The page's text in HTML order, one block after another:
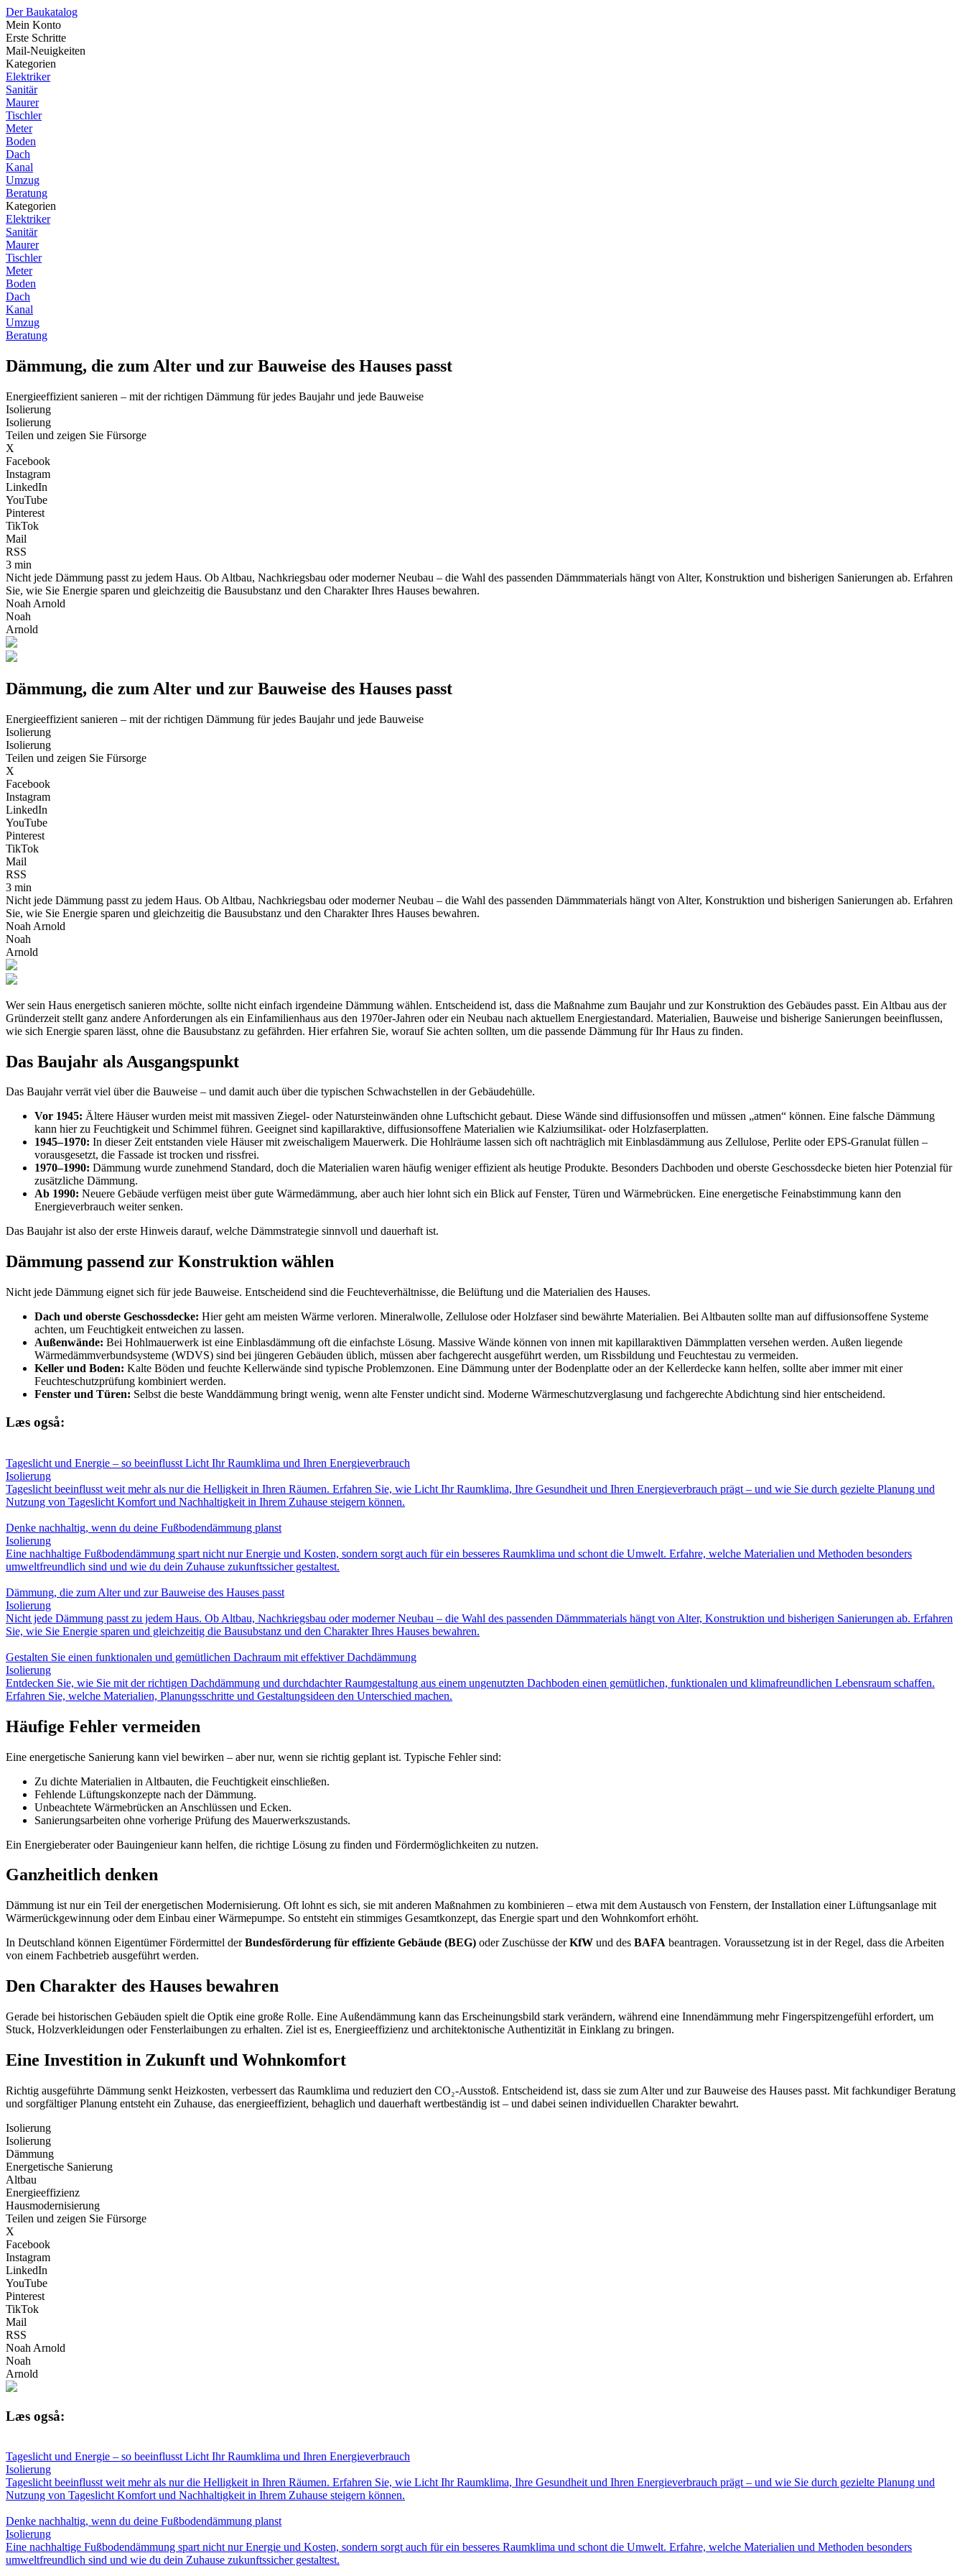
Der Baukatalog
Mein Konto
Erste Schritte
Mail-Neuigkeiten
Kategorien
Elektriker
Sanitär
Maurer
Tischler
Meter
Boden
Dach
Kanal
Umzug
Beratung
Kategorien
Elektriker
Sanitär
Maurer
Tischler
Meter
Boden
Dach
Kanal
Umzug
Beratung
Dämmung, die zum Alter und zur Bauweise des Hauses passt
Energieeffizient sanieren – mit der richtigen Dämmung für jedes Baujahr und jede Bauweise
Isolierung
Isolierung
Teilen und zeigen Sie Fürsorge
X
Facebook
Instagram
LinkedIn
YouTube
Pinterest
TikTok
Mail
RSS
3 min
Nicht jede Dämmung passt zu jedem Haus. Ob Altbau, Nachkriegsbau oder moderner Neubau – die Wahl des passenden Dämmmaterials hängt von Alter, Konstruktion und bisherigen Sanierungen ab. Erfahren
Sie, wie Sie Energie sparen und gleichzeitig die Bausubstanz und den Charakter Ihres Hauses bewahren.
Noah Arnold
Noah
Arnold
Dämmung, die zum Alter und zur Bauweise des Hauses passt
Energieeffizient sanieren – mit der richtigen Dämmung für jedes Baujahr und jede Bauweise
Isolierung
Isolierung
Teilen und zeigen Sie Fürsorge
X
Facebook
Instagram
LinkedIn
YouTube
Pinterest
TikTok
Mail
RSS
3 min
Nicht jede Dämmung passt zu jedem Haus. Ob Altbau, Nachkriegsbau oder moderner Neubau – die Wahl des passenden Dämmmaterials hängt von Alter, Konstruktion und bisherigen Sanierungen ab. Erfahren
Sie, wie Sie Energie sparen und gleichzeitig die Bausubstanz und den Charakter Ihres Hauses bewahren.
Noah Arnold
Noah
Arnold
Wer sein Haus energetisch sanieren möchte, sollte nicht einfach irgendeine Dämmung wählen. Entscheidend ist, dass die Maßnahme zum Baujahr und zur Konstruktion des Gebäudes passt. Ein Altbau aus der
Gründerzeit stellt ganz andere Anforderungen als ein Einfamilienhaus aus den 1970er-Jahren oder ein Neubau nach aktuellem Energiestandard. Materialien, Bauweise und bisherige Sanierungen beeinflussen,
wie sich Energie sparen lässt, ohne die Bausubstanz zu gefährden. Hier erfahren Sie, worauf Sie achten sollten, um die passende Dämmung für Ihr Haus zu finden.
Das Baujahr als Ausgangspunkt
Das Baujahr verrät viel über die Bauweise – und damit auch über die typischen Schwachstellen in der Gebäudehülle.
Vor 1945: Ältere Häuser wurden meist mit massiven Ziegel- oder Natursteinwänden ohne Luftschicht gebaut. Diese Wände sind diffusionsoffen und müssen „atmen“ können. Eine falsche Dämmung
kann hier zu Feuchtigkeit und Schimmel führen. Geeignet sind kapillaraktive, diffusionsoffene Materialien wie Kalziumsilikat- oder Holzfaserplatten.
1945–1970: In dieser Zeit entstanden viele Häuser mit zweischaligem Mauerwerk. Die Hohlräume lassen sich oft nachträglich mit Einblasdämmung aus Zellulose, Perlite oder EPS-Granulat füllen –
vorausgesetzt, die Fassade ist trocken und rissfrei.
1970–1990: Dämmung wurde zunehmend Standard, doch die Materialien waren häufig weniger effizient als heutige Produkte. Besonders Dachboden und oberste Geschossdecke bieten hier Potenzial für
zusätzliche Dämmung.
Ab 1990: Neuere Gebäude verfügen meist über gute Wärmedämmung, aber auch hier lohnt sich ein Blick auf Fenster, Türen und Wärmebrücken. Eine energetische Feinabstimmung kann den
Energieverbrauch weiter senken.
Das Baujahr ist also der erste Hinweis darauf, welche Dämmstrategie sinnvoll und dauerhaft ist.
Dämmung passend zur Konstruktion wählen
Nicht jede Dämmung eignet sich für jede Bauweise. Entscheidend sind die Feuchteverhältnisse, die Belüftung und die Materialien des Hauses.
Dach und oberste Geschossdecke: Hier geht am meisten Wärme verloren. Mineralwolle, Zellulose oder Holzfaser sind bewährte Materialien. Bei Altbauten sollte man auf diffusionsoffene Systeme
achten, um Feuchtigkeit entweichen zu lassen.
Außenwände: Bei Hohlmauerwerk ist eine Einblasdämmung oft die einfachste Lösung. Massive Wände können von innen mit kapillaraktiven Dämmplatten versehen werden. Außen liegende
Wärmedämmverbundsysteme (WDVS) sind bei jüngeren Gebäuden üblich, müssen aber fachgerecht ausgeführt werden, um Rissbildung und Feuchtestau zu vermeiden.
Keller und Boden: Kalte Böden und feuchte Kellerwände sind typische Problemzonen. Eine Dämmung unter der Bodenplatte oder an der Kellerdecke kann helfen, sollte aber immer mit einer
Feuchteschutzprüfung kombiniert werden.
Fenster und Türen: Selbst die beste Wanddämmung bringt wenig, wenn alte Fenster undicht sind. Moderne Wärmeschutzverglasung und fachgerechte Abdichtung sind hier entscheidend.
Læs også:
Tageslicht und Energie – so beeinflusst Licht Ihr Raumklima und Ihren Energieverbrauch
Isolierung
Tageslicht beeinflusst weit mehr als nur die Helligkeit in Ihren Räumen. Erfahren Sie, wie Licht Ihr Raumklima, Ihre Gesundheit und Ihren Energieverbrauch prägt – und wie Sie durch gezielte Planung und
Nutzung von Tageslicht Komfort und Nachhaltigkeit in Ihrem Zuhause steigern können.
Denke nachhaltig, wenn du deine Fußbodendämmung planst
Isolierung
Eine nachhaltige Fußbodendämmung spart nicht nur Energie und Kosten, sondern sorgt auch für ein besseres Raumklima und schont die Umwelt. Erfahre, welche Materialien und Methoden besonders
umweltfreundlich sind und wie du dein Zuhause zukunftssicher gestaltest.
Dämmung, die zum Alter und zur Bauweise des Hauses passt
Isolierung
Nicht jede Dämmung passt zu jedem Haus. Ob Altbau, Nachkriegsbau oder moderner Neubau – die Wahl des passenden Dämmmaterials hängt von Alter, Konstruktion und bisherigen Sanierungen ab. Erfahren
Sie, wie Sie Energie sparen und gleichzeitig die Bausubstanz und den Charakter Ihres Hauses bewahren.
Gestalten Sie einen funktionalen und gemütlichen Dachraum mit effektiver Dachdämmung
Isolierung
Entdecken Sie, wie Sie mit der richtigen Dachdämmung und durchdachter Raumgestaltung aus einem ungenutzten Dachboden einen gemütlichen, funktionalen und klimafreundlichen Lebensraum schaffen.
Erfahren Sie, welche Materialien, Planungsschritte und Gestaltungsideen den Unterschied machen.
Häufige Fehler vermeiden
Eine energetische Sanierung kann viel bewirken – aber nur, wenn sie richtig geplant ist. Typische Fehler sind:
Zu dichte Materialien in Altbauten, die Feuchtigkeit einschließen.
Fehlende Lüftungskonzepte nach der Dämmung.
Unbeachtete Wärmebrücken an Anschlüssen und Ecken.
Sanierungsarbeiten ohne vorherige Prüfung des Mauerwerkszustands.
Ein Energieberater oder Bauingenieur kann helfen, die richtige Lösung zu finden und Fördermöglichkeiten zu nutzen.
Ganzheitlich denken
Dämmung ist nur ein Teil der energetischen Modernisierung. Oft lohnt es sich, sie mit anderen Maßnahmen zu kombinieren – etwa mit dem Austausch von Fenstern, der Installation einer Lüftungsanlage mit
Wärmerückgewinnung oder dem Einbau einer Wärmepumpe. So entsteht ein stimmiges Gesamtkonzept, das Energie spart und den Wohnkomfort erhöht.
In Deutschland können Eigentümer Fördermittel derBundesförderung für effiziente Gebäude (BEG) oder Zuschüsse derKfW und des BAFA beantragen. Voraussetzung ist in der Regel, dass die Arbeiten
von einem Fachbetrieb ausgeführt werden.
Den Charakter des Hauses bewahren
Gerade bei historischen Gebäuden spielt die Optik eine große Rolle. Eine Außendämmung kann das Erscheinungsbild stark verändern, während eine Innendämmung mehr Fingerspitzengefühl erfordert, um
Stuck, Holzverkleidungen oder Fensterlaibungen zu erhalten. Ziel ist es, Energieeffizienz und architektonische Authentizität in Einklang zu bringen.
Eine Investition in Zukunft und Wohnkomfort
Richtig ausgeführte Dämmung senkt Heizkosten, verbessert das Raumklima und reduziert den CO₂-Ausstoß. Entscheidend ist, dass sie zum Alter und zur Bauweise des Hauses passt. Mit fachkundiger Beratung
und sorgfältiger Planung entsteht ein Zuhause, das energieeffizient, behaglich und dauerhaft wertbeständig ist – und dabei seinen individuellen Charakter bewahrt.
Isolierung
Isolierung
Dämmung
Energetische Sanierung
Altbau
Energieeffizienz
Hausmodernisierung
Teilen und zeigen Sie Fürsorge
X
Facebook
Instagram
LinkedIn
YouTube
Pinterest
TikTok
Mail
RSS
Noah Arnold
Noah
Arnold
Læs også:
Tageslicht und Energie – so beeinflusst Licht Ihr Raumklima und Ihren Energieverbrauch
Isolierung
Tageslicht beeinflusst weit mehr als nur die Helligkeit in Ihren Räumen. Erfahren Sie, wie Licht Ihr Raumklima, Ihre Gesundheit und Ihren Energieverbrauch prägt – und wie Sie durch gezielte Planung und
Nutzung von Tageslicht Komfort und Nachhaltigkeit in Ihrem Zuhause steigern können.
Denke nachhaltig, wenn du deine Fußbodendämmung planst
Isolierung
Eine nachhaltige Fußbodendämmung spart nicht nur Energie und Kosten, sondern sorgt auch für ein besseres Raumklima und schont die Umwelt. Erfahre, welche Materialien und Methoden besonders
umweltfreundlich sind und wie du dein Zuhause zukunftssicher gestaltest.